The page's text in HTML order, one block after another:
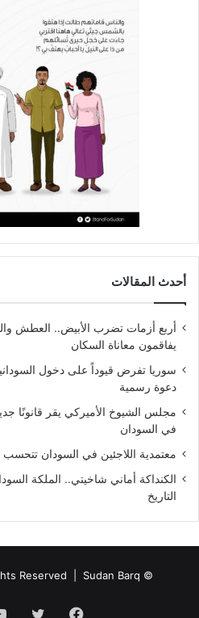
أحدث المقالات
أربع أزمات تضرب الأبيض.. العطش
يفاقمون معاناة السكان
سوريا تفرض قيوداً على دخول
دعوة رسمية
مجلس الشيوخ الأميركي يقر قانونًا
في السودان
معتمدية اللاجئين في السودان
الكنداكة أماني شاخيتي.. الملكة
التاريخ
© Copyright 2026, All Rights Reserved |
Sudan Barq